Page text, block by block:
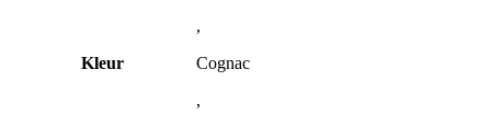
Kleur
,
Cognac
,